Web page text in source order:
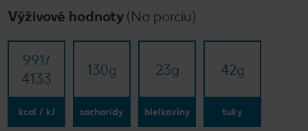
Výživové hodnoty (Na porciu)
991/​
4133
kcal / kJ
130g
sacharidy
23g
bielkoviny
42g
tuky